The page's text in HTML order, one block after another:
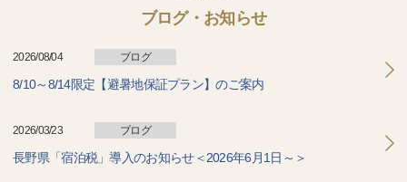
ブログ・お知らせ
2026/08/04 ブログ
8/10～8/14限定【避暑地保証プラン】のご案内
2026/03/23 ブログ
長野県「宿泊税」導入のお知らせ＜2026年6月1日～＞